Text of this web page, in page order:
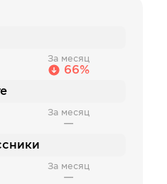
За месяц
66%
За месяц
—
За месяц
—